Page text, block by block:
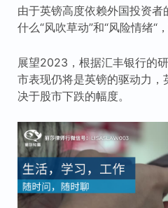
由于英镑高度依赖外国投资
什么“风吹草动”和“风险情绪“
展望2023，根据汇丰银行的
市表现仍将是英镑的驱动力，
决于股市下跌的幅度。